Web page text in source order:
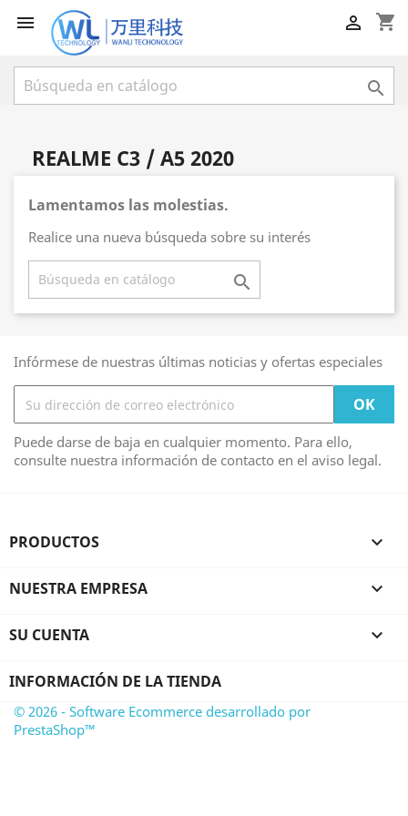
 shopping_cart


REALME C3 / A5 2020
Lamentamos las molestias.
Realice una nueva búsqueda sobre su interés

Infórmese de nuestras últimas noticias y ofertas especiales
Puede darse de baja en cualquier momento. Para ello,
consulte nuestra información de contacto en el aviso legal.
PRODUCTOS 
NUESTRA EMPRESA 
SU CUENTA 
INFORMACIÓN DE LA TIENDA
© 2026 - Software Ecommerce desarrollado por
PrestaShop™